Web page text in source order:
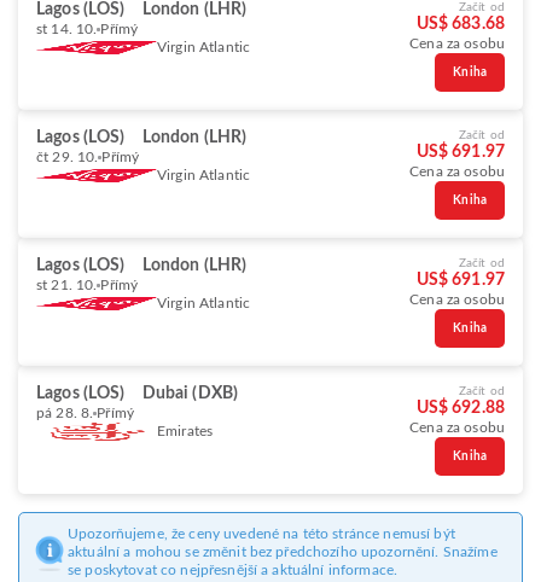
Lagos (LOS) London (LHR)
st 14. 10. Přímý
Virgin Atlantic
Začít od
US$ 683.68
Cena za osobu
Kniha
Lagos (LOS) London (LHR)
čt 29. 10. Přímý
Virgin Atlantic
Začít od
US$ 691.97
Cena za osobu
Kniha
Lagos (LOS) London (LHR)
st 21. 10. Přímý
Virgin Atlantic
Začít od
US$ 691.97
Cena za osobu
Kniha
Lagos (LOS) Dubai (DXB)
pá 28. 8. Přímý
Emirates
Začít od
US$ 692.88
Cena za osobu
Kniha
Upozorňujeme, že ceny uvedené na této stránce nemusí být
aktuální a mohou se změnit bez předchozího upozornění. Snažíme
se poskytovat co nejpřesnější a aktuální informace.